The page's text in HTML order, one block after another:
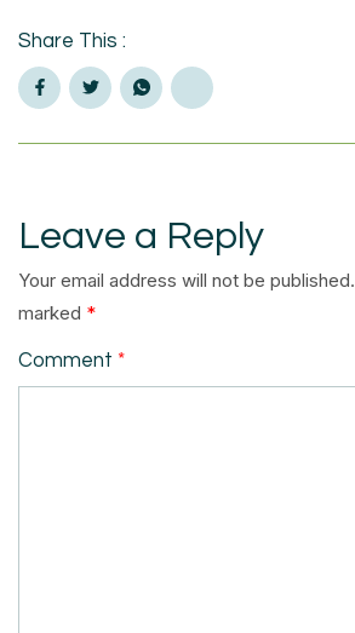
Share This :
Leave a Reply
Your email address will not be published.
marked *
Comment *